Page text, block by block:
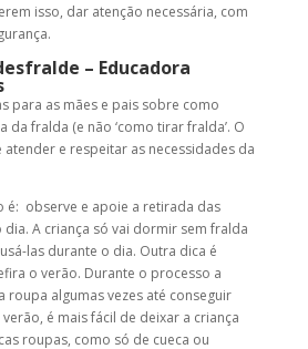
isso, dar atenção necessária, com
– Educadora
para as mães e pais sobre como
da fralda (e não ‘como tirar fralda’. O
e respeitar as necessidades da
é: observe e apoie a retirada das
A criança só vai dormir sem fralda
las durante o dia. Outra dica é
o verão. Durante o processo a
roupa algumas vezes até conseguir
é mais fácil de deixar a criança
roupas, como só de cueca ou